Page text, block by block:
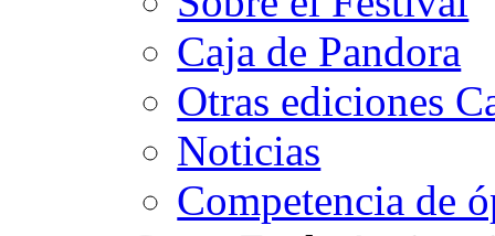
Caja de Pandora
Otras ediciones
Noticias
Competencia de